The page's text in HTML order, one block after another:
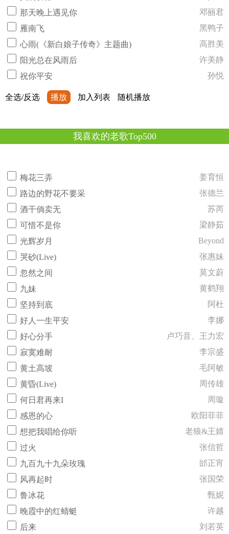
那天晚上遇见你
邓丽君
雁南飞
黑鸭子
心雨(《新白娘子传奇》主题曲)
高胜美
阳光总在风雨后
许美静
祝你平安
孙悦
全选/反选 播放 加入列表 随机播放
我喜欢的老歌Top500
梅花三弄
姜育恒
路边的野花不要采
张德兰
酒干倘卖无
苏芮
可惜不是你
梁静茹
光辉岁月
Beyond
哭砂(Live)
张惠妹
忽然之间
莫文蔚
九妹
黄鹤翔
坚持到底
阿杜
好人一生平安
李娜
好心分手
卢巧音、王力宏
寂寞难耐
李宗盛
黄土高坡
毛阿敏
黄昏(Live)
周传雄
何日君再来I
周璇
感恩的心
欧阳菲菲
想把我唱给你听
老狼&王婧
过火
张信哲
九百九十九朵玫瑰
邰正宵
风再起时
张国荣
鲁冰花
甄妮
晚霞中的红蜻蜓
许越
后来
刘若英